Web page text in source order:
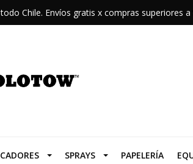
Chile. Envíos gratis x compras superiores
SPRAYS PAPELERÍA